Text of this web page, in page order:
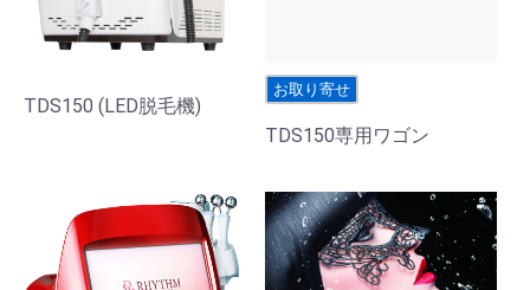
TDS150 (LED脱毛機)
お取り寄せ
TDS150専用ワゴン